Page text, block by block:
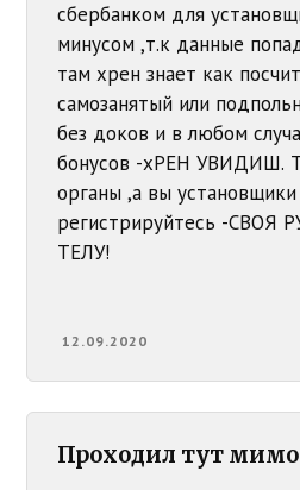
сбербанком для
минусом ,т.к данные
там хрен знает как
самозанятый или подпольно -
без доков и в любом случае теоретических
бонусов -хРЕН УВИДИШ.
органы ,а вы
регистрируйтесь -СВОЯ
ТЕЛУ!
12.09.2020
Проходил тут мимо